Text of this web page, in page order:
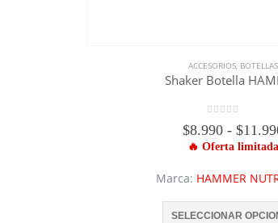
ACCESORIOS, BOTELLAS
Shaker Botella
out of 5
$8.990 - $
Marca: HAMMER
SELECCIONAR